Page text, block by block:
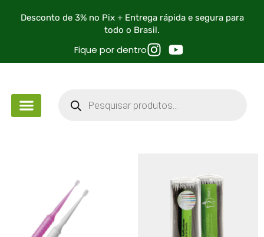
Desconto de 3% no Pix + Entrega rápida e segura para
todo o Brasil.
Fique por dentro